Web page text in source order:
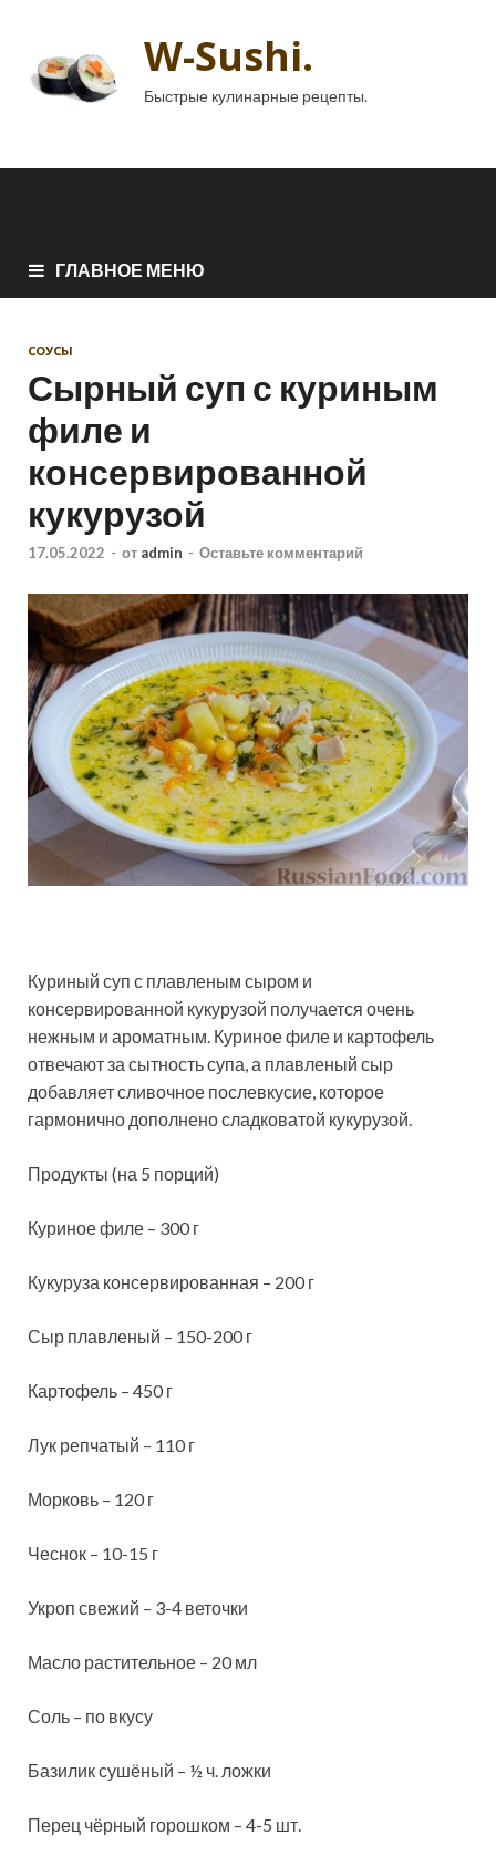
W-Sushi.
Быстрые кулинарные рецепты.
ГЛАВНОЕ МЕНЮ
СОУСЫ
Сырный суп с куриным
филе и
консервированной
кукурузой
17.05.2022 - от admin - Оставьте комментарий
Куриный суп с плавленым сыром и
консервированной кукурузой получается очень
нежным и ароматным. Куриное филе и картофель
отвечают за сытность супа, а плавленый сыр
добавляет сливочное послевкусие, которое
гармонично дополнено сладковатой кукурузой.
Продукты (на 5 порций)
Куриное филе – 300 г
Кукуруза консервированная – 200 г
Сыр плавленый – 150-200 г
Картофель – 450 г
Лук репчатый – 110 г
Морковь – 120 г
Чеснок – 10-15 г
Укроп свежий – 3-4 веточки
Масло растительное – 20 мл
Соль – по вкусу
Базилик сушёный – ½ ч. ложки
Перец чёрный горошком – 4-5 шт.